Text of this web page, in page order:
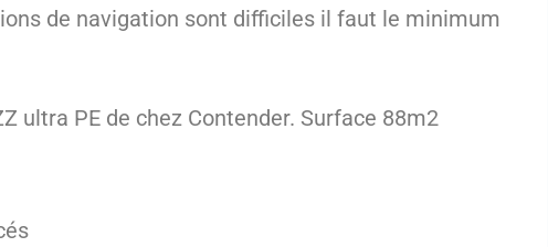
de navigation sont difficiles il faut le minimum
ultra PE de chez Contender. Surface 88m2